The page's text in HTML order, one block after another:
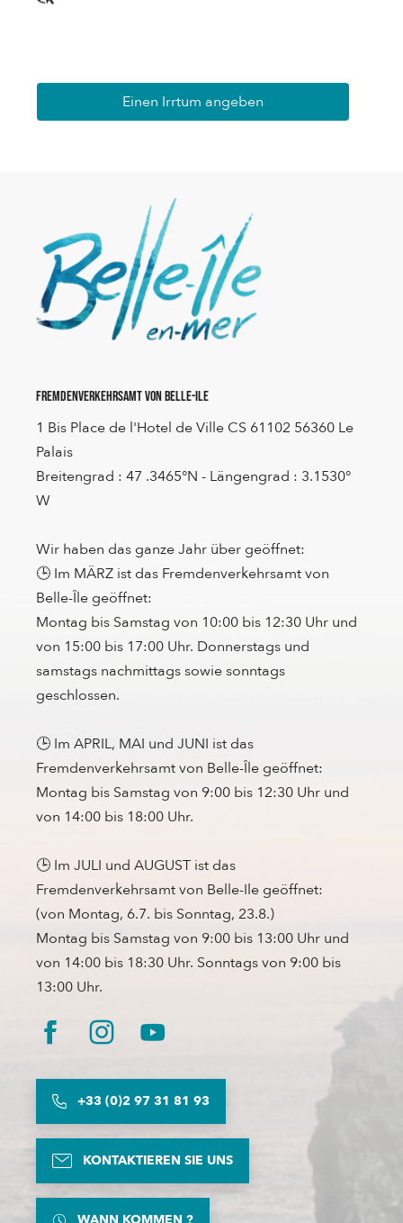
Einen Irrtum angeben
Fremdenverkehrsamt von Belle-Ile
1 Bis Place de l'Hotel de Ville CS 61102 56360 Le
Palais
Breitengrad : 47 .3465°N - Längengrad : 3.1530°
W
Wir haben das ganze Jahr über geöffnet:
🕒 Im MÄRZ ist das Fremdenverkehrsamt von
Belle-Île geöffnet:
Montag bis Samstag von 10:00 bis 12:30 Uhr und
von 15:00 bis 17:00 Uhr. Donnerstags und
samstags nachmittags sowie sonntags
geschlossen.
🕒 Im APRIL, MAI und JUNI ist das
Fremdenverkehrsamt von Belle-Île geöffnet:
Montag bis Samstag von 9:00 bis 12:30 Uhr und
von 14:00 bis 18:00 Uhr.
🕒 Im JULI und AUGUST ist das
Fremdenverkehrsamt von Belle-Ile geöffnet:
(von Montag, 6.7. bis Sonntag, 23.8.)
Montag bis Samstag von 9:00 bis 13:00 Uhr und
von 14:00 bis 18:30 Uhr. Sonntags von 9:00 bis
13:00 Uhr.
+33 (0)2 97 31 81 93
KONTAKTIEREN SIE UNS